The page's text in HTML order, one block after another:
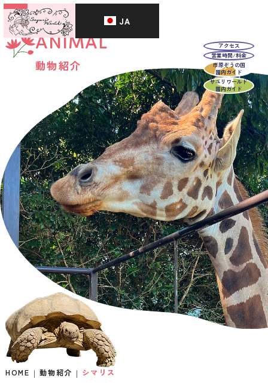
JA
アクセス
営業時間/料金
市原ぞうの国
園内ガイド
サユリワールド
園内ガイド
ANIMAL
動物紹介
HOME 動物紹介 シマリス